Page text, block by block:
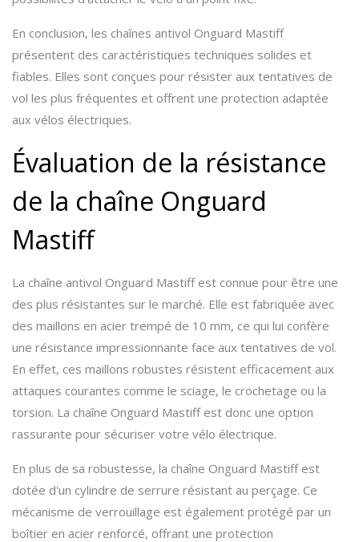
En conclusion, les chaînes antivol Onguard Mastiff
présentent des caractéristiques techniques solides et
fiables. Elles sont conçues pour résister aux tentatives de
vol les plus fréquentes et offrent une protection adaptée
aux vélos électriques.
Évaluation de la résistance
de la chaîne Onguard
Mastiff
La chaîne antivol Onguard Mastiff est connue pour être une
des plus résistantes sur le marché. Elle est fabriquée avec
des maillons en acier trempé de 10 mm, ce qui lui confère
une résistance impressionnante face aux tentatives de vol.
En effet, ces maillons robustes résistent efficacement aux
attaques courantes comme le sciage, le crochetage ou la
torsion. La chaîne Onguard Mastiff est donc une option
rassurante pour sécuriser votre vélo électrique.
En plus de sa robustesse, la chaîne Onguard Mastiff est
dotée d'un cylindre de serrure résistant au perçage. Ce
mécanisme de verrouillage est également protégé par un
boîtier en acier renforcé, offrant une protection